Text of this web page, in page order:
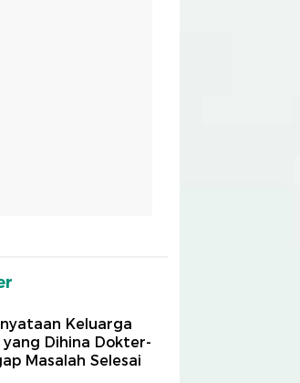
Keluarga
yang Dihina Dokter-
Masalah Selesai